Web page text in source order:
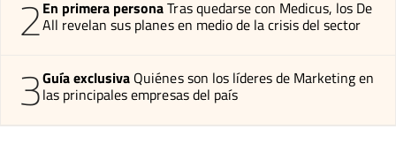
2En primera personaTras quedarse con Medicus, los De
All revelan sus planes en medio de la crisis del sector
3Guía exclusiva Quiénes son los líderes de Marketing en
las principales empresas del país